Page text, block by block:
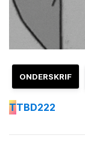
ONDERSKRIF
TTBD222